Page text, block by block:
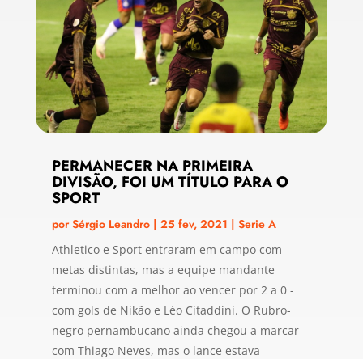
PERMANECER NA PRIMEIRA
DIVISÃO, FOI UM TÍTULO PARA O
SPORT
porSérgio Leandro| 25 fev, 2021 | Serie A
Athletico e Sport entraram em campo com
metas distintas, mas a equipe mandante
terminou com a melhor ao vencer por 2 a 0 -
com gols de Nikão e Léo Citaddini. O Rubro-
negro pernambucano ainda chegou a marcar
com Thiago Neves, mas o lance estava